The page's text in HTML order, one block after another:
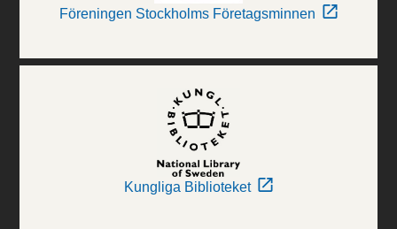
Föreningen Stockholms Företagsminnen
Kungliga Biblioteket